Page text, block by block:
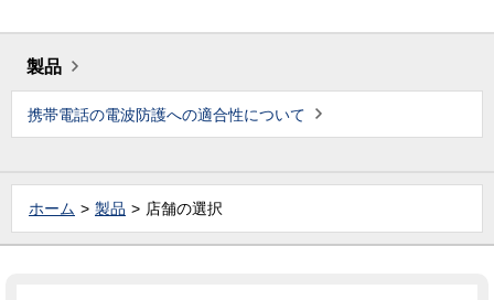
製品
携帯電話の電波防護への適合性について
ホーム 製品 店舗の選択